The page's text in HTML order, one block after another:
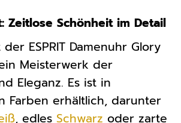
Zeitlose Schönheit im Detail
ESPRIT Damenuhr Glory
Meisterwerk der
Eleganz. Es ist in
Farben erhältlich, darunter
, edles Schwarz oder zarte